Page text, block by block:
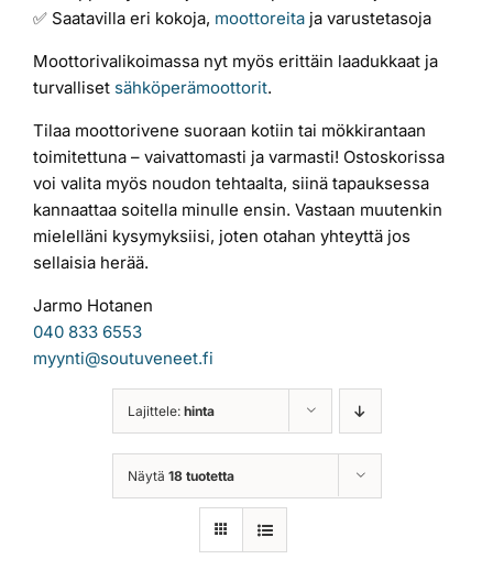
✅ Saatavilla eri kokoja, moottoreita ja varustetasoja
Moottorivalikoimassa nyt myös erittäin laadukkaat ja
turvalliset sähköperämoottorit.
Tilaa moottorivene suoraan kotiin tai mökkirantaan
toimitettuna – vaivattomasti ja varmasti! Ostoskorissa
voi valita myös noudon tehtaalta, siinä tapauksessa
kannaattaa soitella minulle ensin. Vastaan muutenkin
mielelläni kysymyksiisi, joten otahan yhteyttä jos
sellaisia herää.
Jarmo Hotanen
040 833 6553
myynti@soutuveneet.fi
Lajittele: hinta
Näytä 18 tuotetta